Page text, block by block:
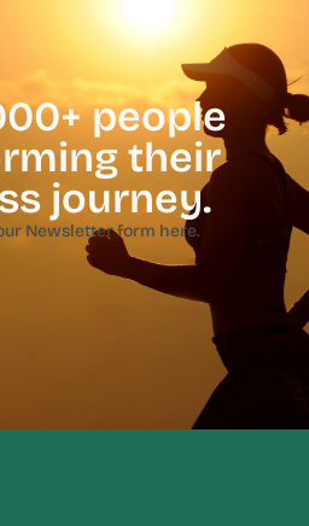
people
their
journey.
Newsletter form here.